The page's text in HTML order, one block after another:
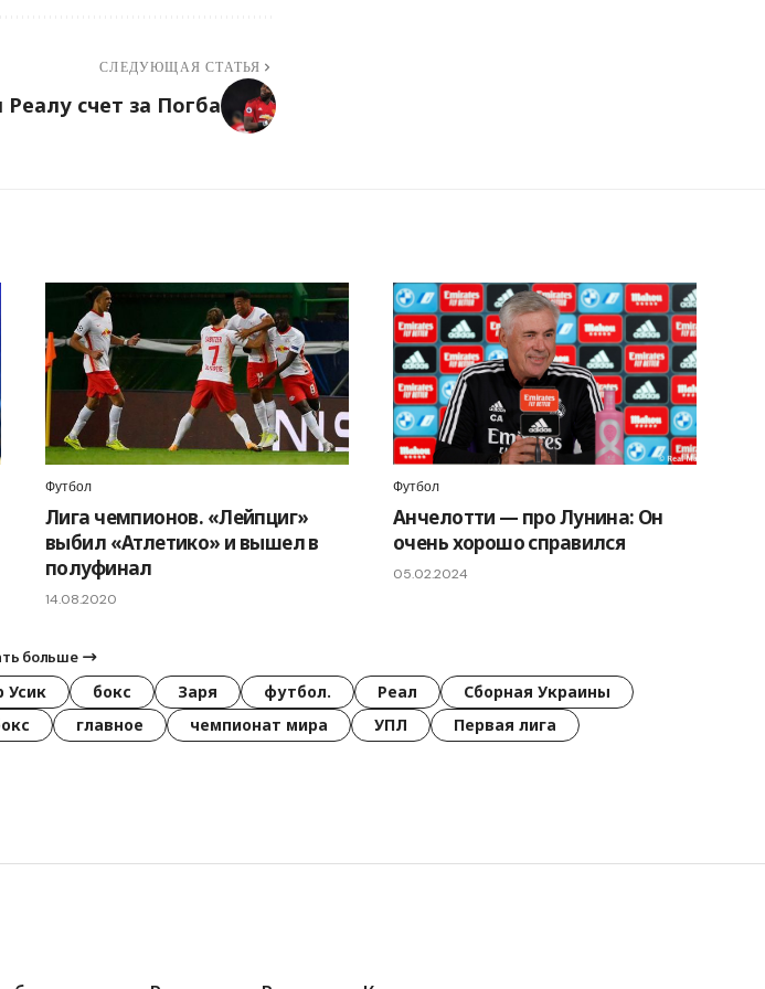
СЛЕДУЮЩАЯ СТАТЬЯ
счет за Погба
Футбол
Лига чемпионов. «Лейпциг»
выбил «Атлетико» и вышел в
полуфинал
14.08.2020
Футбол
Анчелотти — про Лунина: Он
очень хорошо справился
05.02.2024
больше
Усик бокс Заря футбол. Реал
Сборная Украины
главное чемпионат мира УПЛ
Первая лига